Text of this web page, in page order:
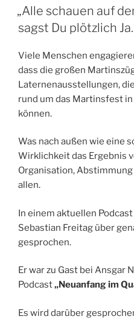
AM
„Alle schauen auf
sagst Du plötzlich
Viele Menschen
dass die großen
Laternenausstellungen,
rund um das Martinsfest
können.
Was nach außen wie eine
Wirklichkeit das Ergebnis
Organisation, Abstimmung
allen.
In einem aktuellen
Sebastian Freitag über
gesprochen.
Er war zu Gast bei Ansgar
Podcast„Neuanfang im
Es wird darüber